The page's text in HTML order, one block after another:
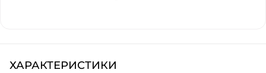
ХАРАКТЕРИСТИКИ